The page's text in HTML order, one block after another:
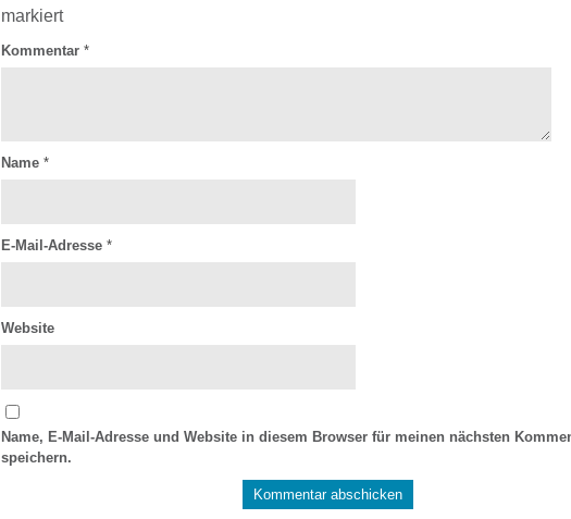
markiert
Kommentar *
Name *
E-Mail-Adresse *
Website
Name, E-Mail-Adresse und Website in diesem Browser für meinen nächsten
speichern.